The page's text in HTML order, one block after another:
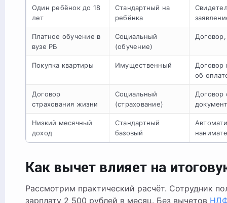
Один ребёнок до 18
лет
Стандартный на
ребёнка
Платное обучение в
вузе РБ
Социальный
(обучение)
Покупка квартиры Имущественный
Договор
об
Договор
страхования жизни
Социальный
(страхование)
Договор
Низкий месячный
доход
Стандартный
базовый
Как вычет влияет на
Рассмотрим практический расчёт. Сотрудник
зарплату 2 500 рублей в месяц. Без вычетов